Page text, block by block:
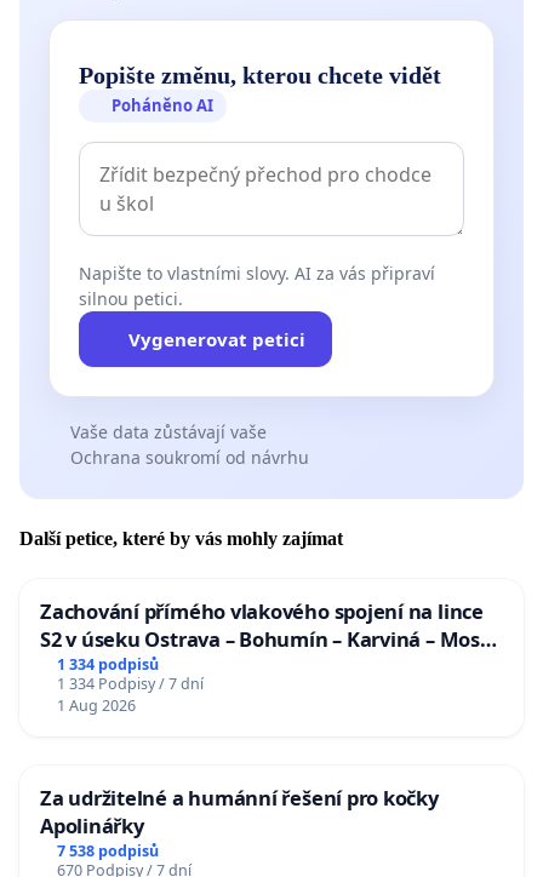
Popište změnu, kterou chcete vidět
Poháněno AI
Napište to vlastními slovy. AI za vás připraví
silnou petici.
Vygenerovat petici
Vaše data zůstávají vaše
Ochrana soukromí od návrhu
Další petice, které by vás mohly zajímat
Zachování přímého vlakového spojení na lince
S2 v úseku Ostrava – Bohumín – Karviná – Mosty
u Jablunkova
1 334 podpisů
1 334 Podpisy / 7 dní
1 Aug 2026
Za udržitelné a humánní řešení pro kočky
Apolinářky
7 538 podpisů
670 Podpisy / 7 dní